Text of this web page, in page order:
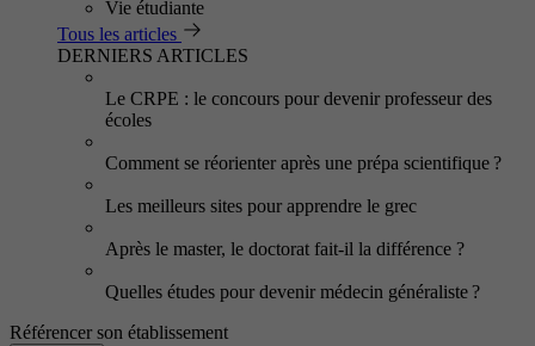
Vie étudiante
Tous les articles
DERNIERS ARTICLES
Le CRPE : le concours pour devenir professeur des
écoles
Comment se réorienter après une prépa scientifique ?
Les meilleurs sites pour apprendre le grec
Après le master, le doctorat fait-il la différence ?
Quelles études pour devenir médecin généraliste ?
Référencer son établissement